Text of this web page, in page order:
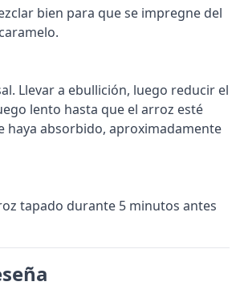
bien para que se impregne del
Llevar a ebullición, luego reducir el
lento hasta que el arroz esté
haya absorbido, aproximadamente
tapado durante 5 minutos antes